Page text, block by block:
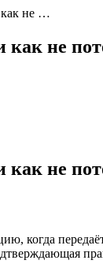
как не …
не
не